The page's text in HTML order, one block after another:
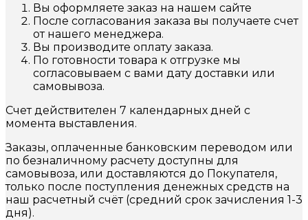
Вы оформляете заказ на нашем сайте
После согласования заказа вы получаете счет
от нашего менеджера.
Вы производите оплату заказа.
По готовности товара к отгрузке мы
согласовываем с вами дату доставки или
самовывоза.
Счет действителен 7 календарных дней с
момента выставления.
Заказы, оплаченные банковским переводом или
по безналичному расчету доступны для
самовывоза, или доставляются до Покупателя,
только после поступления денежных средств на
наш расчетный счёт (средний срок зачисления 1-3
дня).